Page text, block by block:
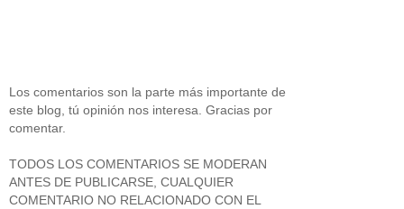
Los comentarios son la parte más importante de
este blog, tú opinión nos interesa. Gracias por
comentar.
TODOS LOS COMENTARIOS SE MODERAN
ANTES DE PUBLICARSE, CUALQUIER
COMENTARIO NO RELACIONADO CON EL